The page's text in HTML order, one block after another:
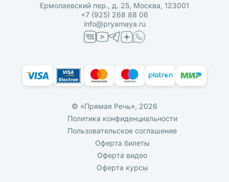
Ермолаевский пер., д. 25, Москва, 123001
+7 (925) 268 88 06
info@pryamaya.ru
© «Прямая Речь», 2026
Политика конфиденциальности
Пользовательское соглашение
Оферта билеты
Оферта видео
Оферта курсы